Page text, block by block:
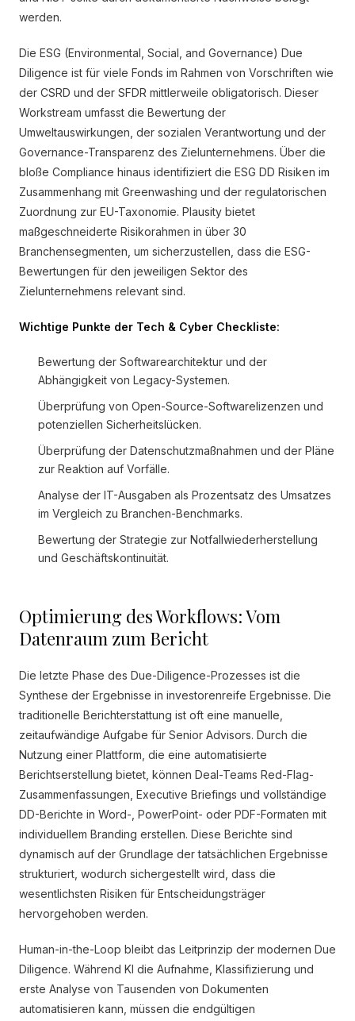
werden.
Die ESG (Environmental, Social, and Governance) Due
Diligence ist für viele Fonds im Rahmen von Vorschriften wie
der CSRD und der SFDR mittlerweile obligatorisch. Dieser
Workstream umfasst die Bewertung der
Umweltauswirkungen, der sozialen Verantwortung und der
Governance-Transparenz des Zielunternehmens. Über die
bloße Compliance hinaus identifiziert die ESG DD Risiken im
Zusammenhang mit Greenwashing und der regulatorischen
Zuordnung zur EU-Taxonomie. Plausity bietet
maßgeschneiderte Risikorahmen in über 30
Branchensegmenten, um sicherzustellen, dass die ESG-
Bewertungen für den jeweiligen Sektor des
Zielunternehmens relevant sind.
Wichtige Punkte der Tech & Cyber Checkliste:
Bewertung der Softwarearchitektur und der
Abhängigkeit von Legacy-Systemen.
Überprüfung von Open-Source-Softwarelizenzen und
potenziellen Sicherheitslücken.
Überprüfung der Datenschutzmaßnahmen und der Pläne
zur Reaktion auf Vorfälle.
Analyse der IT-Ausgaben als Prozentsatz des Umsatzes
im Vergleich zu Branchen-Benchmarks.
Bewertung der Strategie zur Notfallwiederherstellung
und Geschäftskontinuität.
Optimierung des Workflows: Vom
Datenraum zum Bericht
Die letzte Phase des Due-Diligence-Prozesses ist die
Synthese der Ergebnisse in investorenreife Ergebnisse. Die
traditionelle Berichterstattung ist oft eine manuelle,
zeitaufwändige Aufgabe für Senior Advisors. Durch die
Nutzung einer Plattform, die eine automatisierte
Berichtserstellung bietet, können Deal-Teams Red-Flag-
Zusammenfassungen, Executive Briefings und vollständige
DD-Berichte in Word-, PowerPoint- oder PDF-Formaten mit
individuellem Branding erstellen. Diese Berichte sind
dynamisch auf der Grundlage der tatsächlichen Ergebnisse
strukturiert, wodurch sichergestellt wird, dass die
wesentlichsten Risiken für Entscheidungsträger
hervorgehoben werden.
Human-in-the-Loop bleibt das Leitprinzip der modernen Due
Diligence. Während KI die Aufnahme, Klassifizierung und
erste Analyse von Tausenden von Dokumenten
automatisieren kann, müssen die endgültigen